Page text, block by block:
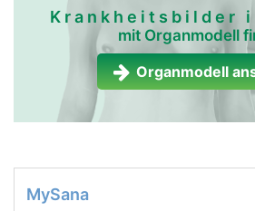
Krankheitsbilder
mit Organmodell
Organmodell
MySana